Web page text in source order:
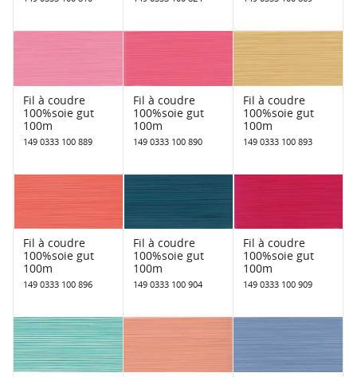
Fil à coudre
100%soie gut
100m
149 0333 100 889
Fil à coudre
100%soie gut
100m
149 0333 100 890
Fil à coudre
100%soie gut
100m
149 0333 100 893
Fil à coudre
100%soie gut
100m
149 0333 100 896
Fil à coudre
100%soie gut
100m
149 0333 100 904
Fil à coudre
100%soie gut
100m
149 0333 100 909